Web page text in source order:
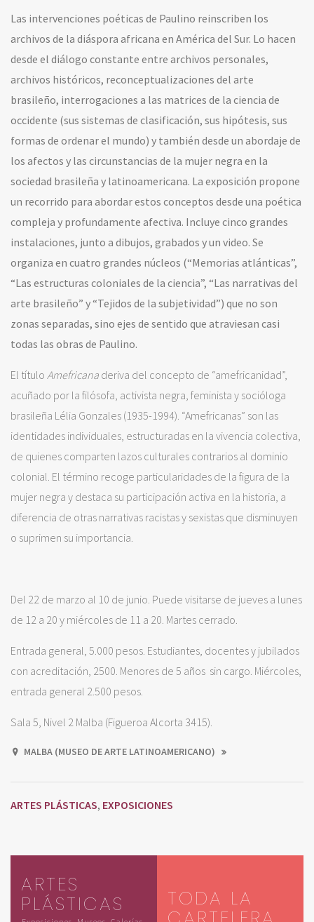
Las intervenciones poéticas de Paulino reinscriben los
archivos de la diáspora africana en América del Sur. Lo hacen
desde el diálogo constante entre archivos personales,
archivos históricos, reconceptualizaciones del arte
brasileño, interrogaciones a las matrices de la ciencia de
occidente (sus sistemas de clasificación, sus hipótesis, sus
formas de ordenar el mundo) y también desde un abordaje de
los afectos y las circunstancias de la mujer negra en la
sociedad brasileña y latinoamericana. La exposición propone
un recorrido para abordar estos conceptos desde una poética
compleja y profundamente afectiva. Incluye cinco grandes
instalaciones, junto a dibujos, grabados y un video. Se
organiza en cuatro grandes núcleos (“Memorias atlánticas”,
“Las estructuras coloniales de la ciencia”, “Las narrativas del
arte brasileño” y “Tejidos de la subjetividad”) que no son
zonas separadas, sino ejes de sentido que atraviesan casi
todas las obras de Paulino.
El título Amefricana deriva del concepto de “amefricanidad”,
acuñado por la filósofa, activista negra, feminista y socióloga
brasileña Lélia Gonzales (1935-1994). “Amefricanas” son las
identidades individuales, estructuradas en la vivencia colectiva,
de quienes comparten lazos culturales contrarios al dominio
colonial. El término recoge particularidades de la figura de la
mujer negra y destaca su participación activa en la historia, a
diferencia de otras narrativas racistas y sexistas que disminuyen
o suprimen su importancia.
Del 22 de marzo al 10 de junio. Puede visitarse de jueves a lunes
de 12 a 20 y miércoles de 11 a 20. Martes cerrado.
Entrada general, 5.000 pesos. Estudiantes, docentes y jubilados
con acreditación, 2500. Menores de 5 años sin cargo. Miércoles,
entrada general 2.500 pesos.
Sala 5, Nivel 2 Malba (Figueroa Alcorta 3415).
MALBA (MUSEO DE ARTE LATINOAMERICANO)
ARTES PLÁSTICAS, EXPOSICIONES
ARTES
PLÁSTICAS TODA LA